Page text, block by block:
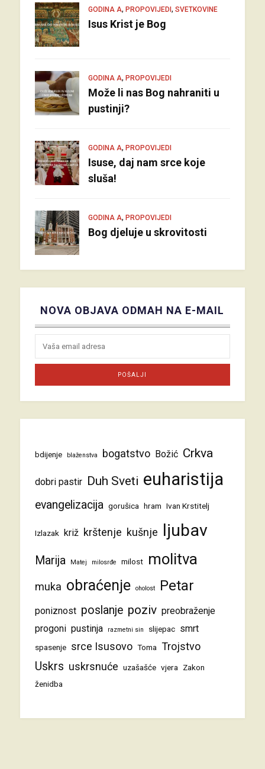
GODINA A, PROPOVIJEDI, SVETKOVINE
Isus Krist je Bog
GODINA A, PROPOVIJEDI
Može li nas Bog nahraniti u
pustinji?
GODINA A, PROPOVIJEDI
Isuse, daj nam srce koje
sluša!
GODINA A, PROPOVIJEDI
Bog djeluje u skrovitosti
NOVA OBJAVA ODMAH NA E-MAIL
bdijenje blaženstva bogatstvo Božić Crkva
dobri pastir Duh Sveti euharistija
evangelizacija gorušica hram Ivan Krstitelj
Izlazak križ krštenje kušnje ljubav
Marija Matej milosrđe milost molitva
muka obraćenje oholost Petar
poniznost poslanje poziv preobraženje
progoni pustinja razmetni sin slijepac smrt
spasenje srce Isusovo Toma Trojstvo
Uskrs uskrsnuće uzašašće vjera
Zakon
ženidba